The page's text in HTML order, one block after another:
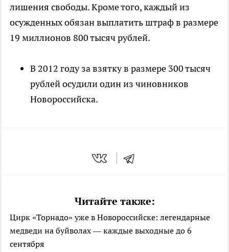
лишения свободы. Кроме того, каждый из
осужденных обязан выплатить штраф в размере
19 миллионов 800 тысяч рублей.
В 2012 году за взятку в размере 300 тысяч
рублей осудили один из чиновников
Новороссийска.
Читайте также:
Цирк «Торнадо» уже в Новороссийске: легендарные
медведи на буйволах — каждые выходные до 6
сентября